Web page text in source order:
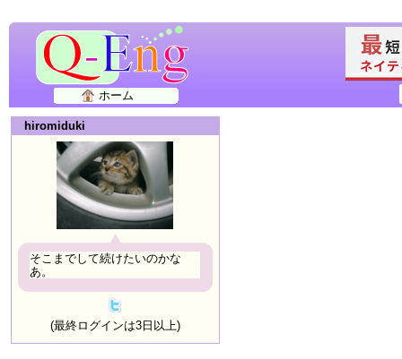
ホーム
hiromiduki
そこまでして続けたいのかな
あ。
(最終ログインは3日以上)